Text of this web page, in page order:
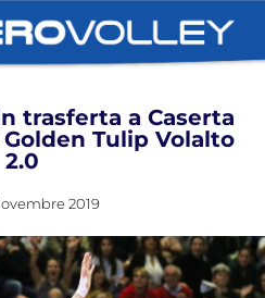
trasferta a Caserta
Tulip Volalto
2.0
2019